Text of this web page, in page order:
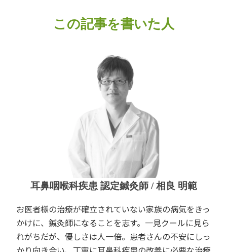
この記事を書いた人
耳鼻咽喉科疾患 認定鍼灸師 / 相良 明範
お医者様の治療が確立されていない家族の病気をきっ
かけに、鍼灸師になることを志す。一見クールに見ら
れがちだが、優しさは人一倍。患者さんの不安にしっ